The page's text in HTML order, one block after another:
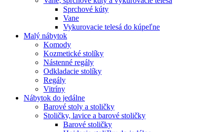
Sprchové kúty
Vane
Vykurovacie telesá do kúpeľne
Malý nábytok
Komody
Kozmetické stolíky
Nástenné regály
Odkladacie stolíky
Regály
Vitríny
Nábytok do jedálne
Barové stoly a stoličky
Stoličky, lavice a barové stoličky
Barové stoličky